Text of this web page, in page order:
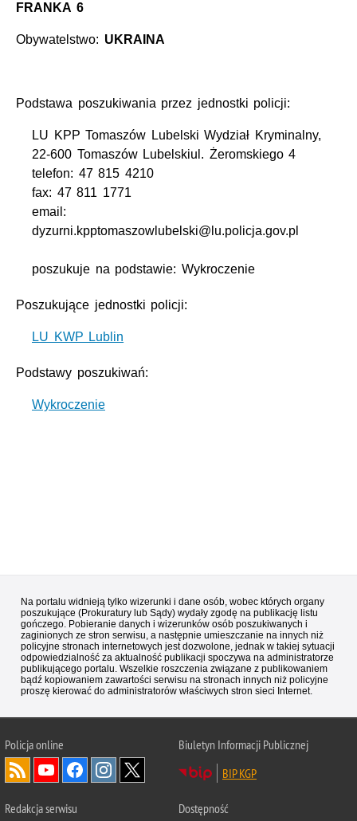
FRANKA 6
Obywatelstwo: UKRAINA
Podstawa poszukiwania przez jednostki policji:
LU KPP Tomaszów Lubelski Wydział Kryminalny,
22-600 Tomaszów Lubelskiul. Żeromskiego 4
telefon: 47 815 4210
fax: 47 811 1771
email:
dyzurni.kpptomaszowlubelski@lu.policja.gov.pl
poszukuje na podstawie: Wykroczenie
Poszukujące jednostki policji:
LU KWP Lublin
Podstawy poszukiwań:
Wykroczenie
Na portalu widnieją tylko wizerunki i dane osób, wobec których organy
poszukujące (Prokuratury lub Sądy) wydały zgodę na publikację listu
gończego. Pobieranie danych i wizerunków osób poszukiwanych i
zaginionych ze stron serwisu, a następnie umieszczanie na innych niż
policyjne stronach internetowych jest dozwolone, jednak w takiej sytuacji
odpowiedzialność za aktualność publikacji spoczywa na administratorze
publikującego portalu. Wszelkie roszczenia związane z publikowaniem
bądź kopiowaniem zawartości serwisu na stronach innych niż policyjne
proszę kierować do administratorów właściwych stron sieci Internet.
Policjaonline
Biuletyn Informacji Publicznej
BIP KGP
Redakcja serwisu Dostępność